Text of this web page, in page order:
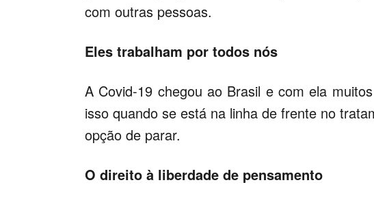
com outras pessoas.
Eles trabalham por todos nós
A Covid-19 chegou ao Brasil e com ela
isso quando se está na linha de frente no
opção de parar.
O direito à liberdade de pensamento